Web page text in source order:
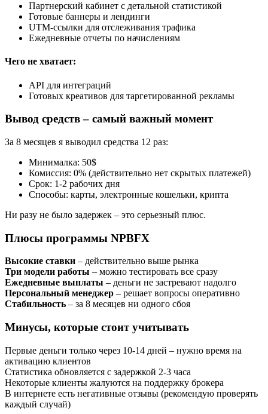
Партнерский кабинет с детальной статистикой
Готовые баннеры и лендинги
UTM-ссылки для отслеживания трафика
Ежедневные отчеты по начислениям
Чего не хватает:
API для интеграций
Готовых креативов для таргетированной рекламы
Вывод средств – самый важный момент
За 8 месяцев я выводил средства 12 раз:
Минималка: 50$
Комиссия: 0% (действительно нет скрытых платежей)
Срок: 1-2 рабочих дня
Способы: карты, электронные кошельки, крипта
Ни разу не было задержек – это серьезный плюс.
Плюсы программы NPBFX
Высокие ставки – действительно выше рынка
Три модели работы – можно тестировать все сразу
Ежедневные выплаты – деньги не застревают надолго
Персональный менеджер – решает вопросы оперативно
Стабильность – за 8 месяцев ни одного сбоя
Минусы, которые стоит учитывать
Первые деньги только через 10-14 дней – нужно время на
активацию клиентов
Статистика обновляется с задержкой 2-3 часа
Некоторые клиенты жалуются на поддержку брокера
В интернете есть негативные отзывы (рекомендую проверять
каждый случай)